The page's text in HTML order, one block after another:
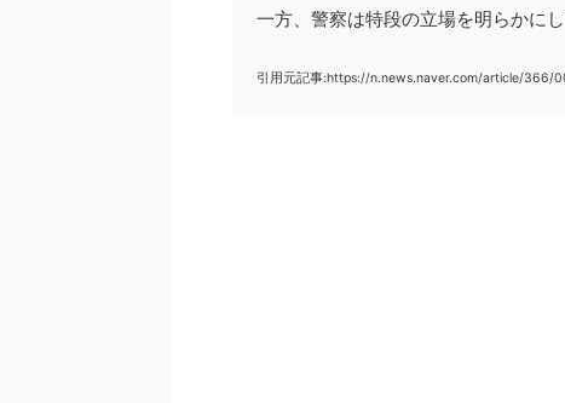
一方、警察は特段の立場を明らかにし
引用元記事:https://n.news.naver.com/article/366/